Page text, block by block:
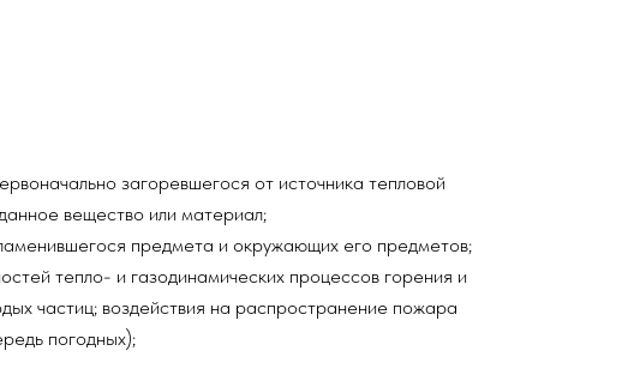
загоревшегося от источника тепловой
вещество или материал;
предмета и окружающих его предметов;
тепло- и газодинамических процессов горения и
частиц; воздействия на распространение пожара
погодных);